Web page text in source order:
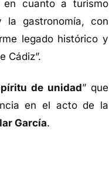
en cuanto a turismo
la gastronomía, con
legado histórico y
Cádiz”.
de unidad” que
en el acto de la
García.